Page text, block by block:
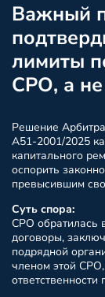
Важный
лимиты
СРО, а
Решение
А51-2001/2025
капитального
оспорить
превысившим
Суть спора:
СРО обратилась
договоры,
подрядной
членом этой